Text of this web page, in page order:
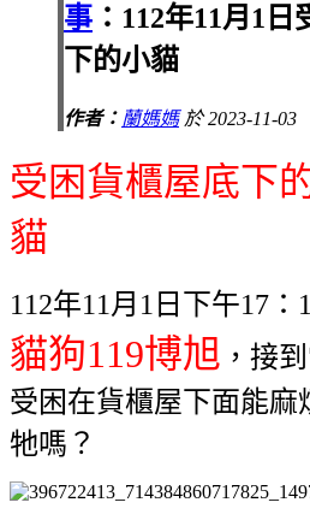
事 ：112年11月1
下的小貓
作者： 蘭媽媽於 2023-11-03
受困貨櫃屋底下
貓
112年11月1日下午17
貓狗119博旭 ，接
受困在貨櫃屋下面能麻
牠嗎？